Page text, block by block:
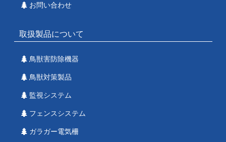
お問い合わせ
取扱製品について
鳥獣害防除機器
鳥獣対策製品
監視システム
フェンスシステム
ガラガー電気柵